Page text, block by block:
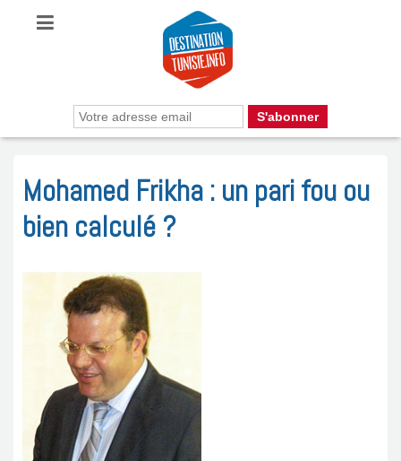
Mohamed Frikha : un pari fou ou
bien calculé ?